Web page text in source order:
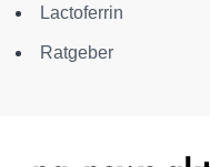
Lactoferrin
Ratgeber